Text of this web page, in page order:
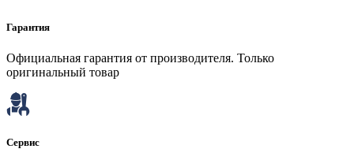
Гарантия
Официальная гарантия от производителя. Только
оригинальный товар
Сервис